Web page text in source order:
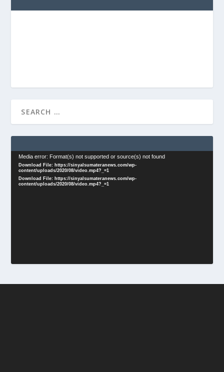
Video
Player
Media error: Format(s) not supported or source(s) not found
Download File: https://sinyalsumateranews.com/wp-
content/uploads/2020/08/video.mp4?_=1
Download File: https://sinyalsumateranews.com/wp-
content/uploads/2020/08/video.mp4?_=1